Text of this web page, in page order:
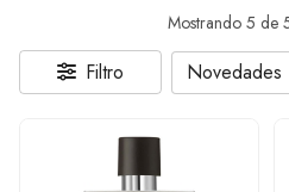
Mostrando 5 de
Filtro